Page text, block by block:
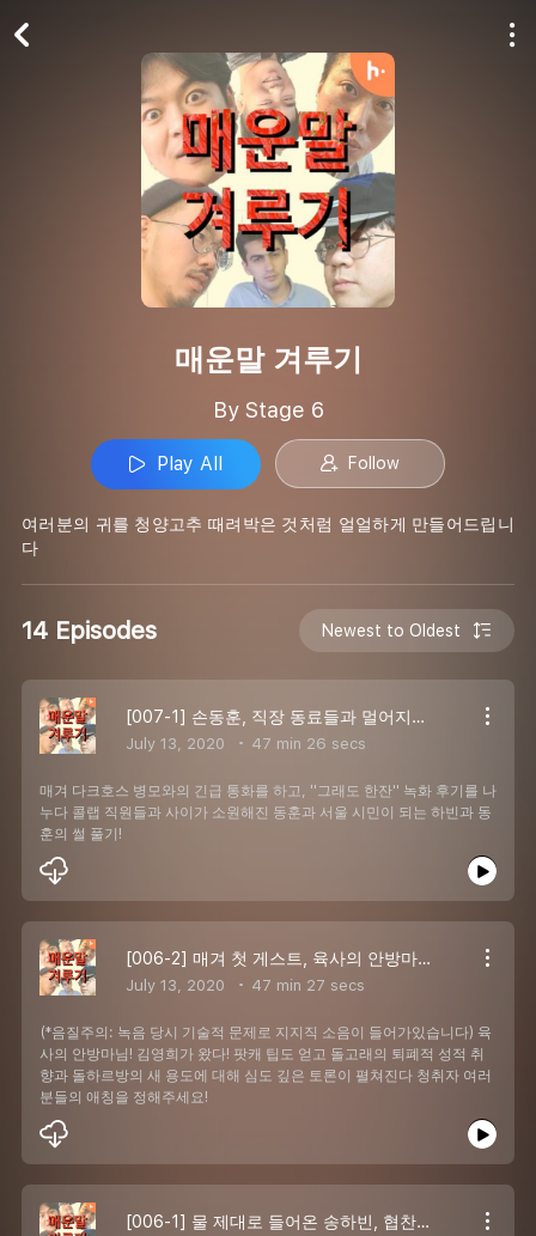
매운말 겨루기
By Stage 6
Play All Follow
여러분의 귀를 청양고추 때려박은 것처럼 얼얼하게 만들어드립니
다
14 Episodes Newest to Oldest
[007-1] 손동훈, 직장 동료들과 멀어지다 (왕따 논란)
July 13, 2020 47 min 26 secs
매겨 다크호스 병모와의 긴급 통화를 하고, ''그래도 한잔'' 녹화 후기를 나
누다 콜랩 직원들과 사이가 소원해진 동훈과 서울 시민이 되는 하빈과 동
훈의 썰 풀기!
[006-2] 매겨 첫 게스트, 육사의 안방마님 김영희 강림!! (음질주의)
July 13, 2020 47 min 27 secs
(*음질주의: 녹음 당시 기술적 문제로 지지직 소음이 들어가있습니다) 육
사의 안방마님! 김영희가 왔다! 팟캐 팁도 얻고 돌고래의 퇴폐적 성적 취
향과 돌하르방의 새 용도에 대해 심도 깊은 토론이 펼쳐진다 청취자 여러
분들의 애칭을 정해주세요!
[006-1] 물 제대로 들어온 송하빈, 협찬을 넘어 광고까지?! (음질주의)